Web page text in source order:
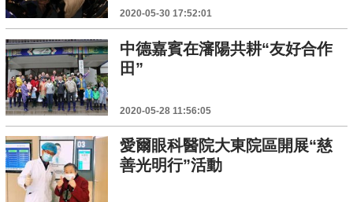
2020-05-30 17:52:01
中德嘉賓在瀋陽共耕“友好合作
田”
2020-05-28 11:56:05
愛爾眼科醫院大東院區開展“慈
善光明行”活動